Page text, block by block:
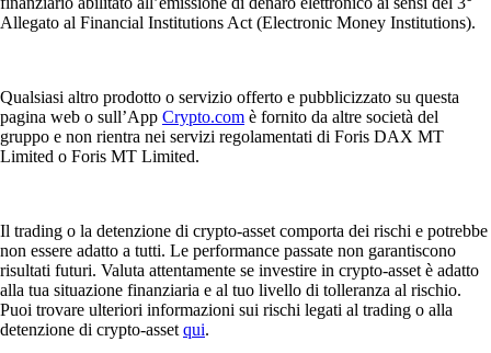
Allegato al Financial Institutions Act (Electronic Money Institutions).
Qualsiasi altro prodotto o servizio offerto e pubblicizzato su questa
pagina web o sull’App Crypto.com è fornito da altre società del
gruppo e non rientra nei servizi regolamentati di Foris DAX MT
Limited o Foris MT Limited.
Il trading o la detenzione di crypto-asset comporta dei rischi e potrebbe
non essere adatto a tutti. Le performance passate non garantiscono
risultati futuri. Valuta attentamente se investire in crypto-asset è adatto
alla tua situazione finanziaria e al tuo livello di tolleranza al rischio.
Puoi trovare ulteriori informazioni sui rischi legati al trading o alla
detenzione di crypto-asset qui.